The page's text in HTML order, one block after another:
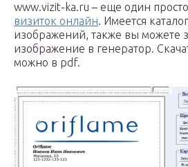
www.vizit-ka.ru – еще один
визиток онлайн. Имеется
изображений, также вы можете
изображение в генератор.
можно в pdf.